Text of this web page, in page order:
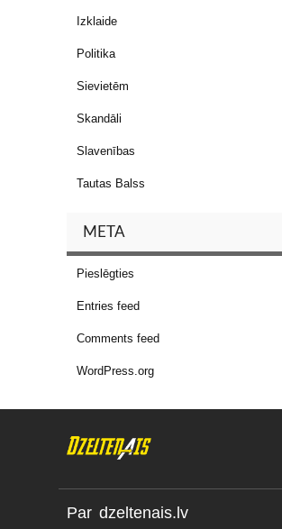
Izklaide
Politika
Sievietēm
Skandāli
Slavenības
Tautas Balss
META
Pieslēgties
Entries feed
Comments feed
WordPress.org
Par dzeltenais.lv